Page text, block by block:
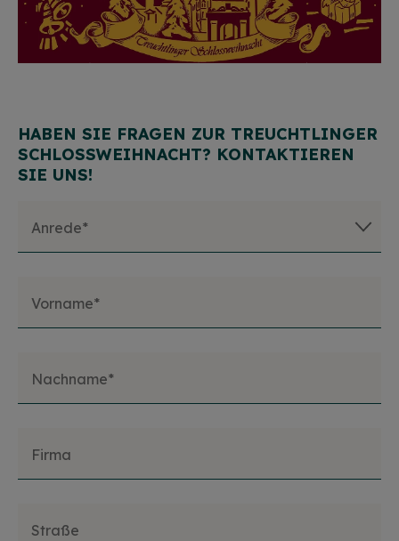
HABEN SIE FRAGEN ZUR TREUCHTLINGER
SCHLOSSWEIHNACHT? KONTAKTIEREN
SIE UNS!
Anrede*
Vorname*
Nachname*
Firma
Straße